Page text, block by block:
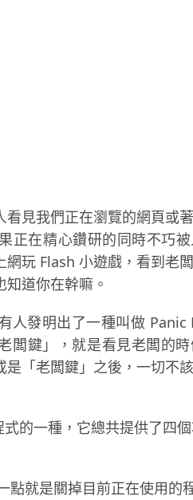
見我們正在瀏覽的網頁或
正在精心鑽研的同時不巧
玩 Flash 小遊戲，看到老
道你在幹嘛。
人發明出了一種叫做
闆鍵」，就是看見老闆的
「老闆鍵」之後，一切不
的一種，它總共提供了四個
點就是關掉目前正在使用的